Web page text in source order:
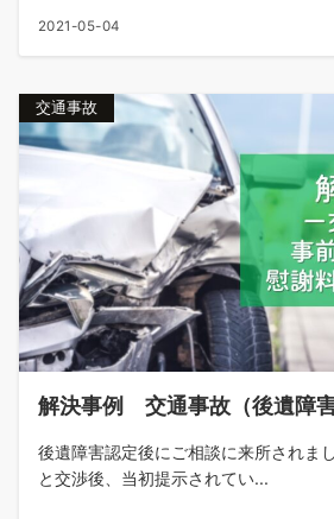
2021-05-04
交通事故
解決事例 交通事故（後遺障害
後遺障害認定後にご相談に来所されま
と交渉後、当初提示されてい...